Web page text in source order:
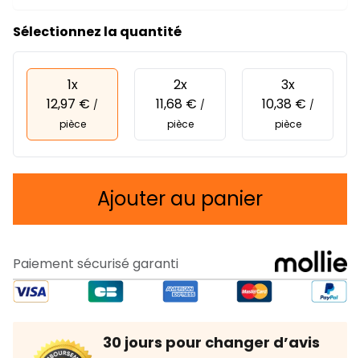
Sélectionnez la quantité
1x
12,97 € /
pièce
2x
11,68 € /
pièce
3x
10,38 € /
pièce
Ajouter au panier
Paiement sécurisé garanti
30 jours pour changer d’avis